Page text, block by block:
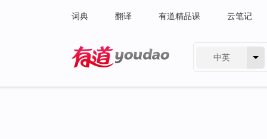
词典 翻译 有道精品课 云笔记
中英